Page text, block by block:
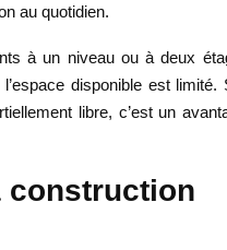
au quotidien.
à un niveau ou à deux
disponible est limité.
libre, c’est un
construction